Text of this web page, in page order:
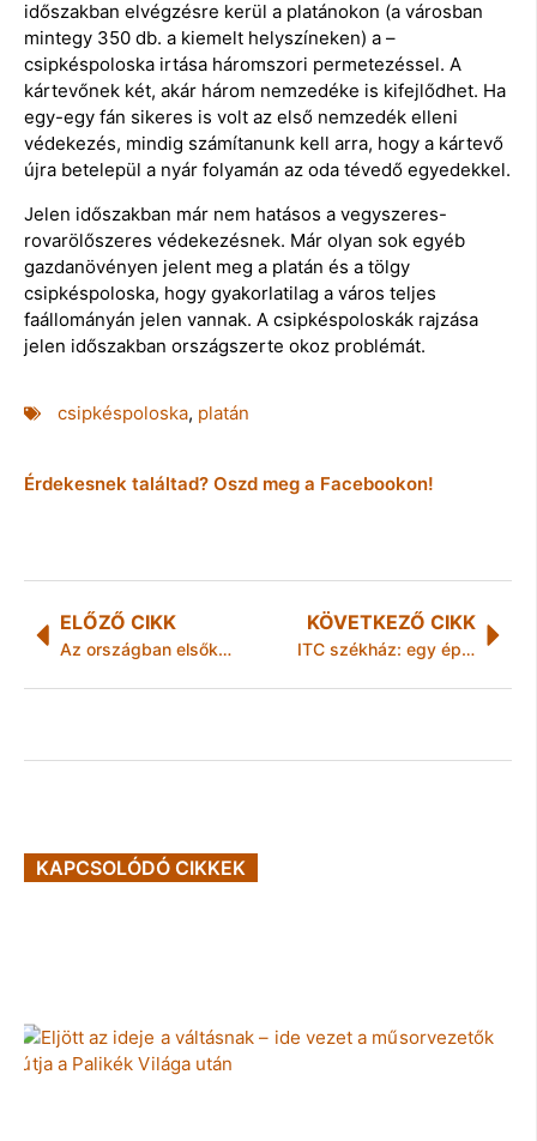
időszakban elvégzésre kerül a platánokon (a városban
mintegy 350 db. a kiemelt helyszíneken) a –
csipkéspoloska irtása háromszori permetezéssel. A
kártevőnek két, akár három nemzedéke is kifejlődhet. Ha
egy-egy fán sikeres is volt az első nemzedék elleni
védekezés, mindig számítanunk kell arra, hogy a kártevő
újra betelepül a nyár folyamán az oda tévedő egyedekkel.
Jelen időszakban már nem hatásos a vegyszeres-
rovarölőszeres védekezésnek. Már olyan sok egyéb
gazdanövényen jelent meg a platán és a tölgy
csipkéspoloska, hogy gyakorlatilag a város teljes
faállományán jelen vannak. A csipkéspoloskák rajzása
jelen időszakban országszerte okoz problémát.
csipkéspoloska, platán
Érdekesnek találtad? Oszd meg a Facebookon!
ELŐZŐ CIKK
Az országban elsőként jelelnek siketeknek fogászaton, hallássérültbarát ellátás indult
KÖVETKEZŐ CIKK
ITC székház: egy épület lebontása nem lehet politikai kérdés, nem történhet ideológiai alapon
KAPCSOLÓDÓ CIKKEK